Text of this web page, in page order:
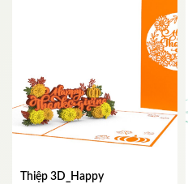
Thiệp 3D_Happy